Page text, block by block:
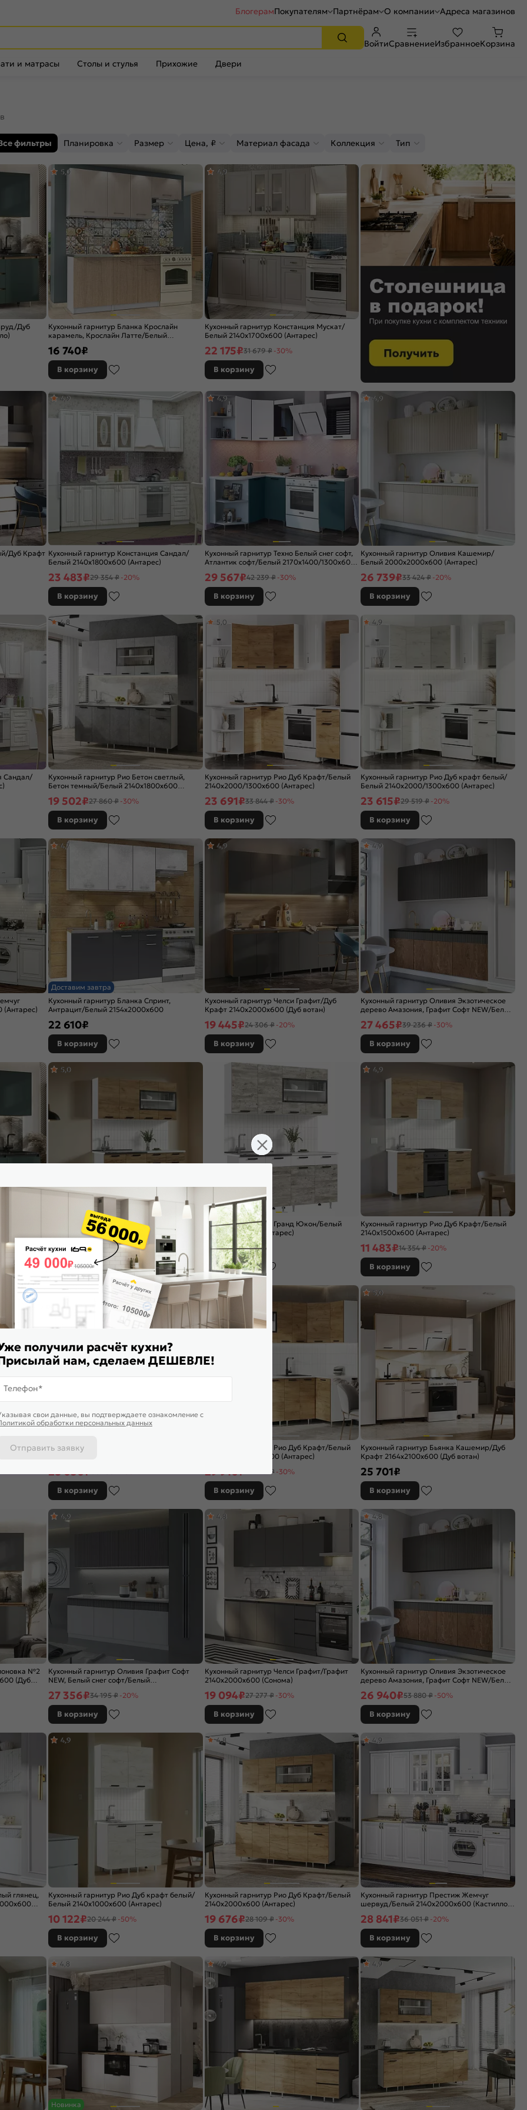
БлогерамПокупателям Партнёрам О компании Адреса магазинов
ВойтиСравнениеИзбранноеКорзина
и матрасы Столы и стулья Прихожие Двери
фильтры Планировка Размер Цена, ₽ Материал фасада Коллекция Тип
Дуб
Кухонный гарнитур Бланка Крослайн
карамель, Крослайн Латте/Белый
5,0
16 740₽
В корзину
Кухонный гарнитур Констанция Мускат/
Белый 2140x1700x600 (Антарес)
4,9
22 175₽31 679 ₽ -30%
В корзину
Дуб Крафт Кухонный гарнитур Констанция Сандал/
Белый 2140x1800x600 (Антарес)
4,9
23 483₽29 354 ₽ -20%
В корзину
Кухонный гарнитур Техно Белый снег софт,
Атлантик софт/Белый 2170x1400/1300x600
4,9
29 567₽42 239 ₽ -30%
В корзину
Кухонный гарнитур Оливия Кашемир/
Белый 2000x2000x600 (Антарес)
4,9
26 739₽33 424 ₽ -20%
В корзину
Сандал/
Кухонный гарнитур Рио Бетон светлый,
Бетон темный/Белый 2140x1800x600
4,8
19 502₽27 860 ₽ -30%
В корзину
Кухонный гарнитур Рио Дуб Крафт/Белый
2140x2000/1300x600 (Антарес)
5,0
23 691₽33 844 ₽ -30%
В корзину
Кухонный гарнитур Рио Дуб крафт белый/
Белый 2140x2000/1300x600 (Антарес)
4,9
23 615₽29 519 ₽ -20%
В корзину
Доставим завтра
Кухонный гарнитур Бланка Спринт,
Антрацит/Белый 2154x2000x600
4,7
22 610₽
В корзину
Кухонный гарнитур Челси Графит/Дуб
Крафт 2140x2000x600 (Дуб вотан)
4,9
19 445₽24 306 ₽ -20%
В корзину
Кухонный гарнитур Оливия Экзотическое
дерево Амазония, Графит Софт NEW/Белый
4,9
27 465₽39 236 ₽ -30%
В корзину
Графит
Кухонный гарнитур Рио Дуб Крафт/Белый
2140x1600x600 (Антарес)
5,0
16 188₽32 376 ₽-50%
В корзину
Новинка
Кухонный гарнитур Гранд Юкон/Белый
2164x1600x600 (Антарес)
16 107₽
В корзину
Кухонный гарнитур Рио Дуб Крафт/Белый
2140x1500x600 (Антарес)
4,9
11 483₽14 354 ₽ -20%
В корзину
белый/
Кухонный гарнитур Рио Бетон темный,
28 050₽
В корзину
Кухонный гарнитур Рио Дуб Крафт/Белый
2140x2400/1000x600 (Антарес)
5,0
29 910₽ 42 729 ₽ -30%
В корзину
Кухонный гарнитур Бьянка Кашемир/Дуб
Крафт 2164x2100x600 (Дуб вотан)
5,0
25 701₽
В корзину
№2
(Дуб
Кухонный гарнитур Оливия Графит Софт
NEW, Белый снег софт/Белый
4,9
27 356₽34 195 ₽ -20%
В корзину
Кухонный гарнитур Челси Графит/Графит
2140x2000x600 (Сонома)
4,8
19 094₽27 277 ₽ -30%
В корзину
Кухонный гарнитур Оливия Экзотическое
дерево Амазония, Графит Софт NEW/Белый
4,8
26 940₽53 880 ₽ -50%
В корзину
глянец,
Кухонный гарнитур Рио Дуб крафт белый/
Белый 2140x1000x600 (Антарес)
4,9
10 122₽20 244 ₽ -50%
В корзину
Кухонный гарнитур Рио Дуб Крафт/Белый
2140x2000x600 (Антарес)
4,8
19 676₽28 109 ₽ -30%
В корзину
Кухонный гарнитур Престиж Жемчуг
шервуд/Белый 2140x2000x600 (Кастилло
4,9
28 841₽36 051 ₽ -20%
В корзину
Новинка
4,8 4,9 4,9
получили расчёт кухни?
нам, сделаем ДЕШЕВЛЕ!
Телефон*
свои данные, вы подтверждаете ознакомление c
обработки персональных данных
Отправить заявку